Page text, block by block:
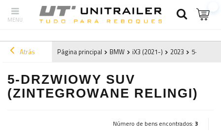
Atrás Página principal BMW iX3 (2021-) 2023 5-
5-DRZWIOWY SUV
(ZINTEGROWANE RELINGI)
Número de bens encontrados: 3